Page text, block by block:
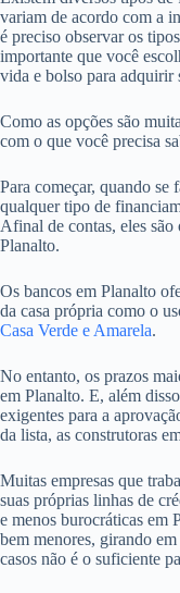
variam de acordo com a
é preciso observar os
importante que você
vida e bolso para adquirir
Como as opções são
com o que você precisa
Para começar, quando
qualquer tipo de
Afinal de contas, eles
Planalto.
Os bancos em Planalto
da casa própria como o
Casa Verde e Amarela.
No entanto, os prazos
em Planalto. E, além
exigentes para a
da lista, as construtoras
Muitas empresas que
suas próprias linhas de
e menos burocráticas em
bem menores, girando
casos não é o suficiente